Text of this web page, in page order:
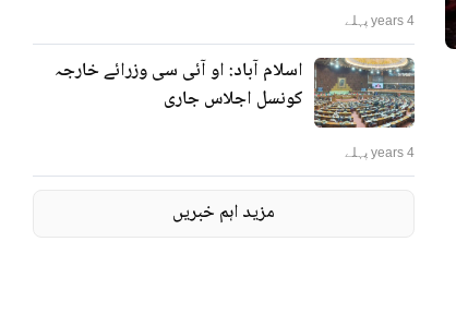
4 years پہلے
اسلام آباد: او آئی سی وزرائے خارجہ
کونسل اجلاس جاری
4 years پہلے
مزید اہم خبریں